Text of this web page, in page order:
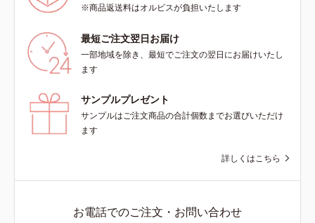
※商品返送料はオルビスが負担いたします
最短ご注文翌日お届け
一部地域を除き、最短でご注文の翌日にお届けいたし
ます
サンプルプレゼント
サンプルはご注文商品の合計個数までお選びいただけ
ます
詳しくはこちら
お電話でのご注文・お問い合わせ